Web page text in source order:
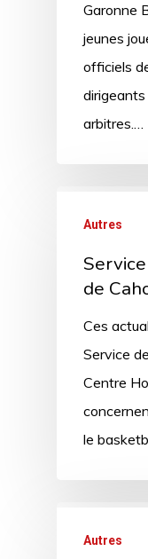
Garonne
jeunes
officiels
arbitres.…
Autres
de
Ces
Service
Centre
le
Autres